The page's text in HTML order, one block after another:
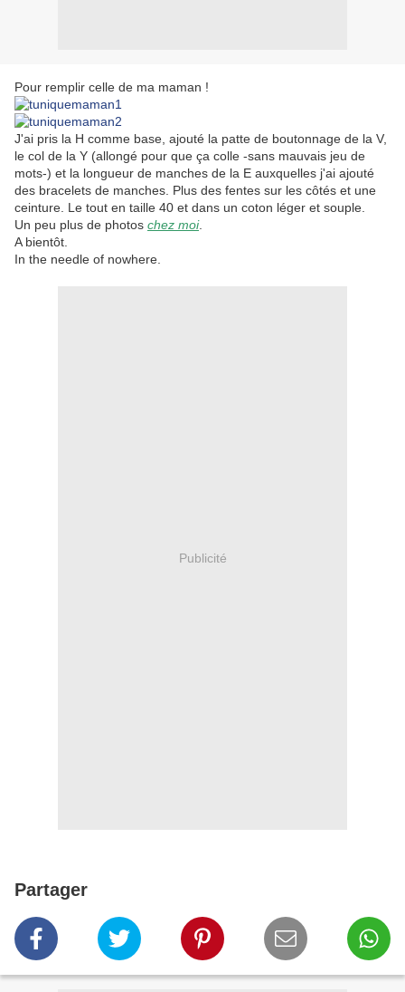
Pour remplir celle de ma maman !
J'ai pris la H comme base, ajouté la patte de boutonnage de la V,
le col de la Y (allongé pour que ça colle -sans mauvais jeu de
mots-) et la longueur de manches de la E auxquelles j'ai ajouté
des bracelets de manches. Plus des fentes sur les côtés et une
ceinture. Le tout en taille 40 et dans un coton léger et souple.
Un peu plus de photos chez moi.
A bientôt.
In the needle of nowhere.
Publicité
Partager